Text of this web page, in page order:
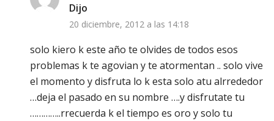
Dijo
20 diciembre, 2012 a las 14:18
solo kiero k este año te olvides de todos esos
problemas k te agovian y te atormentan .. solo vive
el momento y disfruta lo k esta solo atu alrrededor
…deja el pasado en su nombre ….y disfrutate tu
…………..rrecuerda k el tiempo es oro y solo tu